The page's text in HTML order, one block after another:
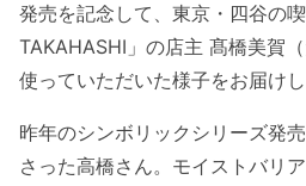
発売を記念して、東京・四谷の
TAKAHASHI」の店主 髙橋美賀
使っていただいた様子をお届けし
昨年のシンボリックシリーズ発
さった高橋さん。モイストバリ